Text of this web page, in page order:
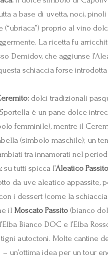
a base di uvetta, noci,
(“ubriaca”) proprio al vino
La ricetta fu
Demidov, che aggiunse
schiaccia forse
dolci tradizionali
Sportella è un pane dolce
femminile), mentre il
(simbolo maschile); un
tra innamorati nel
su tutti spicca l’Aleatico Passito
da uve aleatico appassite,
i dessert (come la
il Moscato Passito (bianco
Bianco DOC e l’Elba
autoctoni. Molte cantine
un’ottima idea per un tour